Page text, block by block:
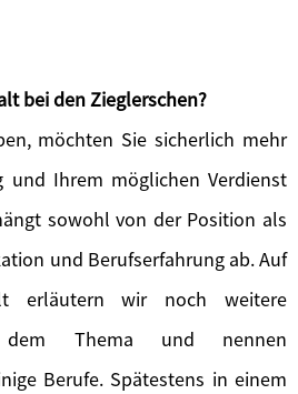
bei den Zieglerschen?
möchten Sie sicherlich mehr
und Ihrem möglichen Verdienst
sowohl von der Position als
und Berufserfahrung ab. Auf
erläutern wir noch weitere
Thema und nennen
Berufe. Spätestens in einem